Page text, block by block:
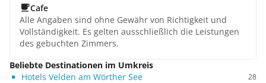
Cafe
Alle Angaben sind ohne Gewähr von Richtigkeit und
Vollständigkeit. Es gelten ausschließlich die Leistungen
des gebuchten Zimmers.
Beliebte Destinationen im Umkreis
Hotels Velden am Wörther See
28